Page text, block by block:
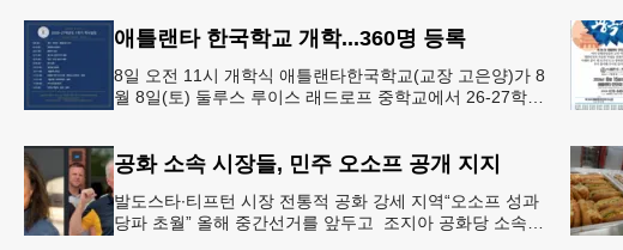
애틀랜타 한국학교 개학...360명 등록
8일 오전 11시 개학식 애틀랜타한국학교(교장 고은양)가 8
월 8일(토) 둘루스 루이스 래드로프 중학교에서 26-27학년
공화 소속 시장들, 민주 오소프 공개 지지
발도스타∙티프턴 시장 전통적 공화 강세 지역“오소프 성과
당파 초월” 올해 중간선거를 앞두고 조지아 공화당 소속